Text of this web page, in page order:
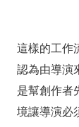
這樣的工作
認為由導演
是幫創作者
境讓導演必